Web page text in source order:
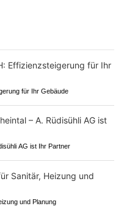
für Ihr Gebäude
AG ist Ihr Partner
und Planung